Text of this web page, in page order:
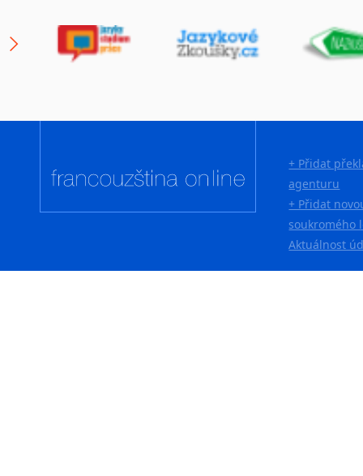
Kyrgyzština
Laoština
Lotyšština
Luba
Makedonština
Malinština
+ Přidat
agenturu
+ Přidat
soukromého
Aktuálnost